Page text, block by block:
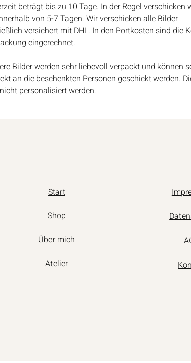
beträgt bis zu 10 Tage. In der Regel verschicken
von 5-7 Tagen. Wir verschicken alle Bilder
versichert mit DHL. In den Portkosten sind die
eingerechnet.
Bilder werden sehr liebevoll verpackt und können
an die beschenkten Personen geschickt werden.
personalisiert werden.
Shop
Start
Über mich
Atelier